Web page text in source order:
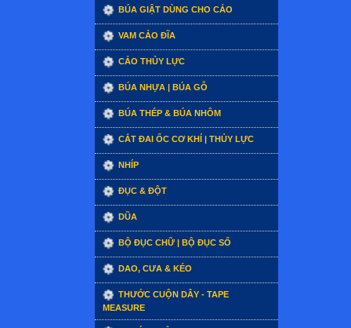
BÚA GIẬT DÙNG CHO CẢO
VAM CẢO ĐĨA
CẢO THỦY LỰC
BÚA NHỰA | BÚA GỖ
BÚA THÉP & BÚA NHÔM
CẮT ĐAI ỐC CƠ KHÍ | THỦY LỰC
NHÍP
ĐỤC & ĐỘT
DŨA
BỘ ĐỤC CHỮ | BỘ ĐỤC SỐ
DAO, CƯA & KÉO
THƯỚC CUỘN DÂY - TAPE
MEASURE